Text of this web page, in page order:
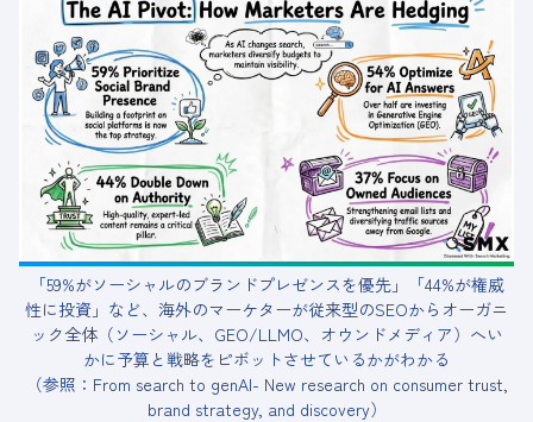
「59%がソーシャルのブランドプレゼンスを優先」「44%が権威
性に投資」など、海外のマーケターが従来型のSEOからオーガニ
ック全体（ソーシャル、GEO/LLMO、オウンドメディア）へい
かに予算と戦略をピボットさせているかがわかる
（参照：From search to genAI- New research on consumer trust,
brand strategy, and discovery）